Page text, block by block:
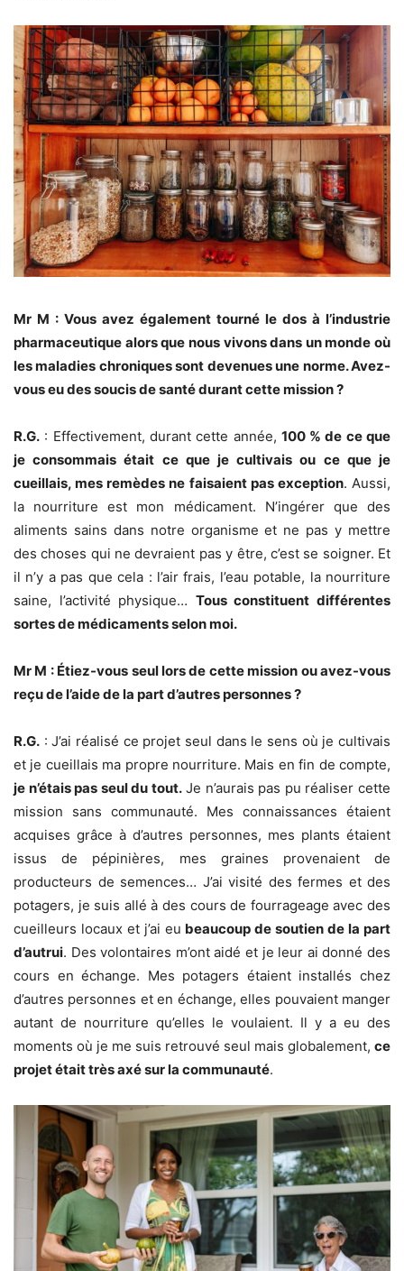
Mr M : Vous avez également tourné le dos à l’industrie
pharmaceutique alors que nous vivons dans un monde où
les maladies chroniques sont devenues une norme. Avez-
vous eu des soucis de santé durant cette mission ?
R.G. : Effectivement, durant cette année, 100 % de ce que
je consommais était ce que je cultivais ou ce que je
cueillais, mes remèdes ne faisaient pas exception. Aussi,
la nourriture est mon médicament. N’ingérer que des
aliments sains dans notre organisme et ne pas y mettre
des choses qui ne devraient pas y être, c’est se soigner. Et
il n’y a pas que cela : l’air frais, l’eau potable, la nourriture
saine, l’activité physique… Tous constituent différentes
sortes de médicaments selon moi.
Mr M : Étiez-vous seul lors de cette mission ou avez-vous
reçu de l’aide de la part d’autres personnes ?
R.G. : J’ai réalisé ce projet seul dans le sens où je cultivais
et je cueillais ma propre nourriture. Mais en fin de compte,
je n’étais pas seul du tout.Je n’aurais pas pu réaliser cette
mission sans communauté. Mes connaissances étaient
acquises grâce à d’autres personnes, mes plants étaient
issus de pépinières, mes graines provenaient de
producteurs de semences… J’ai visité des fermes et des
potagers, je suis allé à des cours de fourrageage avec des
cueilleurs locaux et j’ai eu beaucoup de soutien de la part
d’autrui. Des volontaires m’ont aidé et je leur ai donné des
cours en échange. Mes potagers étaient installés chez
d’autres personnes et en échange, elles pouvaient manger
autant de nourriture qu’elles le voulaient. Il y a eu des
moments où je me suis retrouvé seul mais globalement, ce
projet était très axé sur la communauté.